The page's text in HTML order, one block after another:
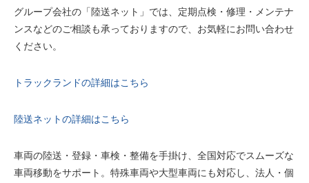
グループ会社の「陸送ネット」では、定期点検・修理・メンテナ
ンスなどのご相談も承っておりますので、お気軽にお問い合わせ
ください。
トラックランドの詳細はこちら
陸送ネットの詳細はこちら
車両の陸送・登録・車検・整備を手掛け、全国対応でスムーズな
車両移動をサポート。特殊車両や大型車両にも対応し、法人・個